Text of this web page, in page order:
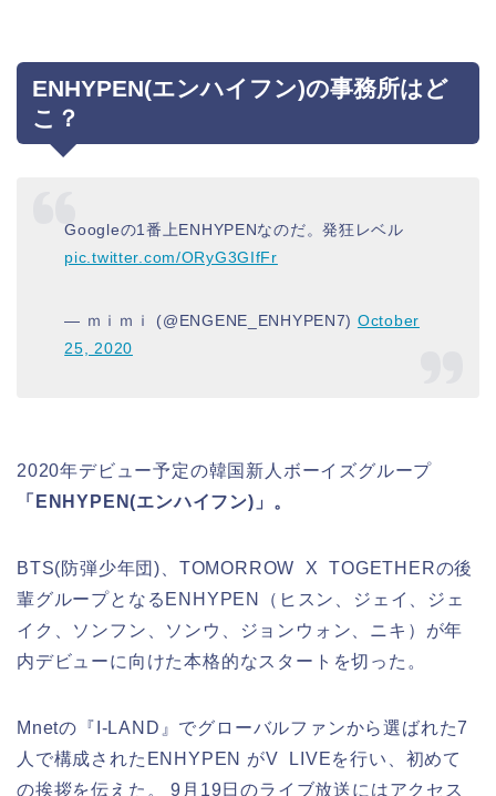
ENHYPEN(エンハイフン)の事務所はど
こ？
Googleの1番上ENHYPENなのだ。発狂レベル
pic.twitter.com/ORyG3GIfFr
— ｍｉｍｉ (@ENGENE_ENHYPEN7) October
25, 2020
2020年デビュー予定の韓国新人ボーイズグループ
「ENHYPEN(エンハイフン)」。
BTS(防弾少年団)、TOMORROW X TOGETHERの後
輩グループとなるENHYPEN（ヒスン、ジェイ、ジェ
イク、ソンフン、ソンウ、ジョンウォン、ニキ）が年
内デビューに向けた本格的なスタートを切った。
Mnetの『I-LAND』でグローバルファンから選ばれた7
人で構成されたENHYPEN がV LIVEを行い、初めて
の挨拶を伝えた。 9月19日のライブ放送にはアクセス